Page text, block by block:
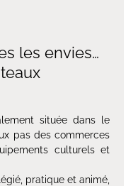
les envies…
située dans le
pas des commerces
culturels et
pratique et animé,